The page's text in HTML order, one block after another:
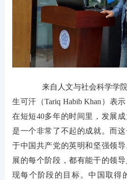
来自人文与社会科学学院
生可汗（Tariq Habib Khan）表
在短短40多年的时间里，发展
是一个非常了不起的成就。而
于中国共产党的英明和坚强领
展的每个阶段，都有能干的领
现每个阶段的目标。中国取得